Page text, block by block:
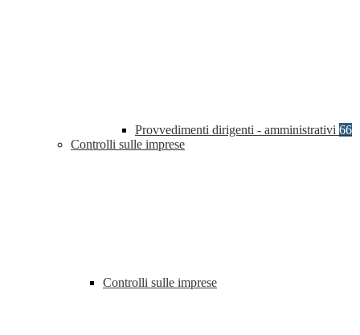
Provvedimenti dirigenti - amministrativi 66
Controlli sulle imprese
Controlli sulle imprese